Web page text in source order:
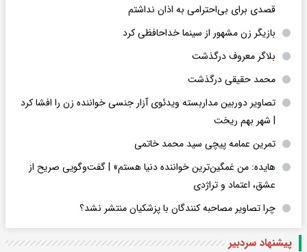
قصدی برای بی‌احترامی به اذان نداشتم
بازیگر زن مشهور از سینما خداحافظی کرد
بلاگر معروف درگذشت
محمد حقیقی درگذشت
تصاویر دوربین مداربسته ویدئوی آزار جنسی خواننده زن را افشا کرد
| شهر بهم ریخت
تمرین عمامه پیچی سید محمد خاتمی
هایده: من غمگین‌ترین خواننده دنیا هستم» | گفت‌وگویی صریح از
عشق، اعتماد و تراژدی
چرا تصاویر مصاحبه کنندگان با پزشکیان منتشر نشد؟
پیشنهاد سردبیر